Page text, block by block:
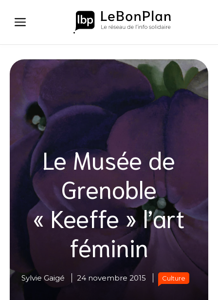
contenu
Le Musée de
Grenoble
« Keeffe » l’art
féminin
Sylvie Gaigé 24 novembre 2015 Culture